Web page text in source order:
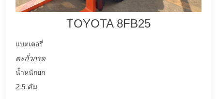
TOYOTA 8FB25
แบตเตอรี่
ตะกั่วกรด
น้ำหนักยก
2.5 ตัน